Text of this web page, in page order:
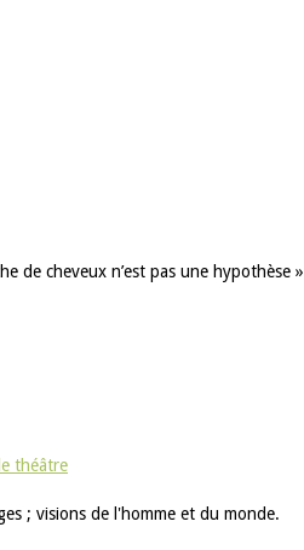
de cheveux n’est pas une hypothèse »
théâtre
; visions de l'homme et du monde.